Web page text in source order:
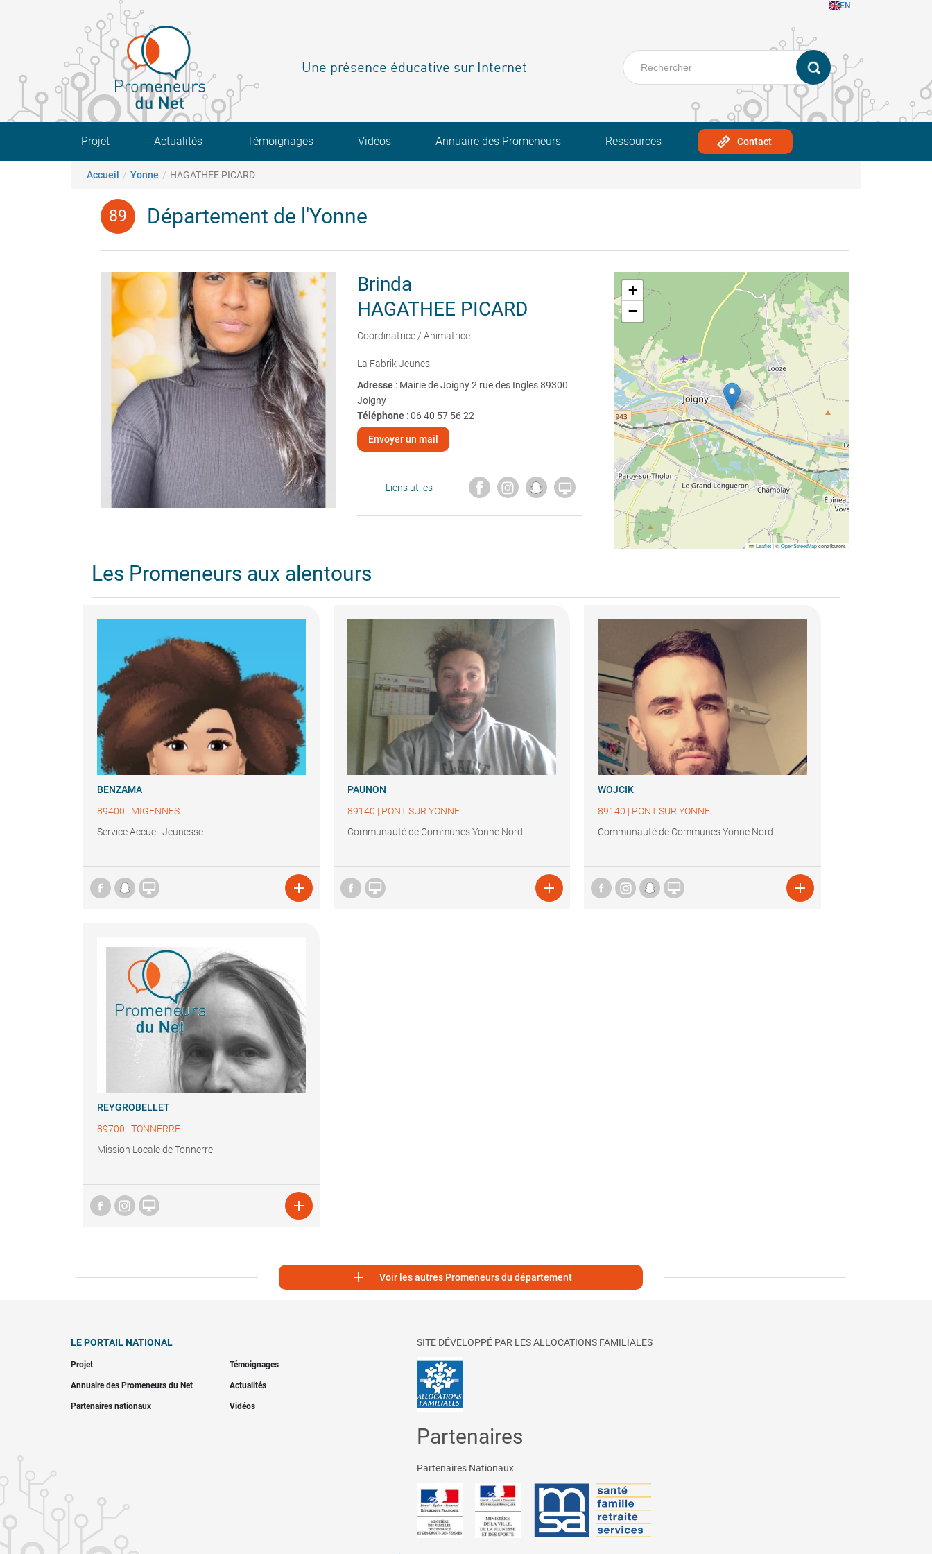
EN
Une présence éducative sur Internet
Main navigation
Projet Actualités Témoignages Vidéos Annuaire des Promeneurs Ressources Contact
Fil d'Ariane
Accueil Yonne HAGATHEE PICARD
Département de l'Yonne
Brinda
HAGATHEE PICARD
Coordinatrice / Animatrice
La Fabrik Jeunes
Adresse : Mairie de Joigny 2 rue des Ingles 89300
Joigny
Téléphone:06 40 57 56 22
Envoyer un mail
Liens utiles 
+
−
Leaflet |©OpenStreetMapcontributors
Les Promeneurs aux alentours
BENZAMA
89400 | MIGENNES
Service Accueil Jeunesse
 
PAUNON
89140 | PONT SUR YONNE
Communauté de Communes Yonne Nord
 
WOJCIK
89140 | PONT SUR YONNE
Communauté de Communes Yonne Nord
 
REYGROBELLET
89700 | TONNERRE
Mission Locale de Tonnerre
 
 Voir les autres Promeneurs du département
LE PORTAIL NATIONAL
Projet Témoignages
Annuaire des Promeneurs du Net Actualités
Partenaires nationaux Vidéos
SITE DÉVELOPPÉ PAR LES ALLOCATIONS FAMILIALES
Partenaires
Partenaires Nationaux